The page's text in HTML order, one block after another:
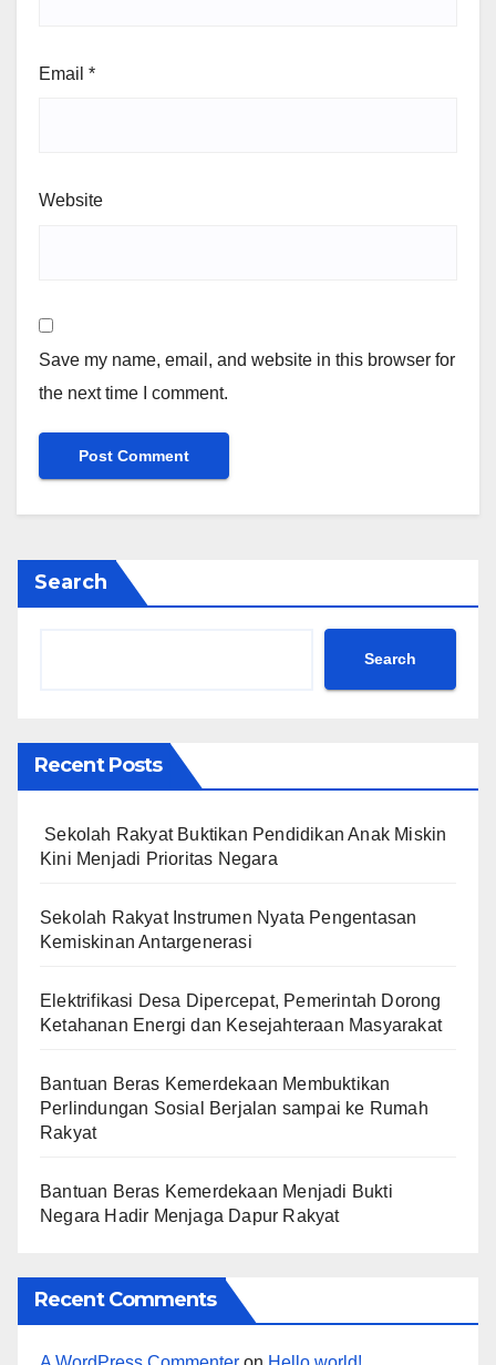
Email *
Website
Save my name, email, and website in this browser for
the next time I comment.
Search
Search
Recent Posts
Sekolah Rakyat Buktikan Pendidikan Anak Miskin
Kini Menjadi Prioritas Negara
Sekolah Rakyat Instrumen Nyata Pengentasan
Kemiskinan Antargenerasi
Elektrifikasi Desa Dipercepat, Pemerintah Dorong
Ketahanan Energi dan Kesejahteraan Masyarakat
Bantuan Beras Kemerdekaan Membuktikan
Perlindungan Sosial Berjalan sampai ke Rumah
Rakyat
Bantuan Beras Kemerdekaan Menjadi Bukti
Negara Hadir Menjaga Dapur Rakyat
Recent Comments